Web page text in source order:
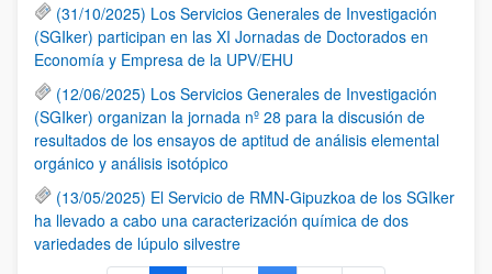
(31/10/2025) Los Servicios Generales de Investigación
(SGIker) participan en las XI Jornadas de Doctorados en
Economía y Empresa de la UPV/EHU
(12/06/2025) Los Servicios Generales de Investigación
(SGIker) organizan la jornada nº 28 para la discusión de
resultados de los ensayos de aptitud de análisis elemental
orgánico y análisis isotópico
(13/05/2025) El Servicio de RMN-Gipuzkoa de los SGIker
ha llevado a cabo una caracterización química de dos
variedades de lúpulo silvestre